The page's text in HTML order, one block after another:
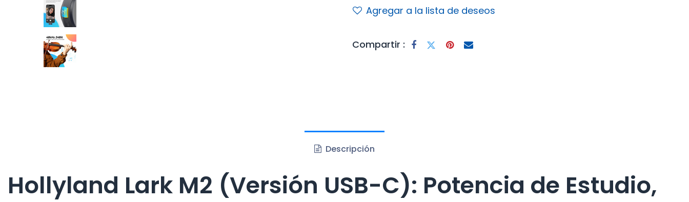
Agregar a la lista de deseos
Compartir :
Descripción
Hollyland Lark M2 (Versión USB-C): Potencia de Estudio,